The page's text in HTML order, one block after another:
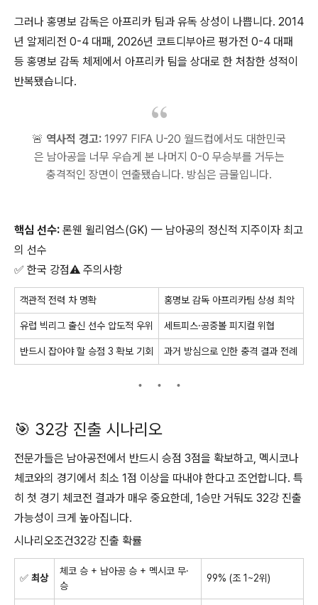
그러나 홍명보 감독은 아프리카 팀과 유독 상성이 나쁩니다. 2014
년 알제리전 0-4 대패, 2026년 코트디부아르 평가전 0-4 대패
등 홍명보 감독 체제에서 아프리카 팀을 상대로 한 처참한 성적이
반복됐습니다.
🚨 역사적 경고: 1997 FIFA U-20 월드컵에서도 대한민국
은 남아공을 너무 우습게 본 나머지 0-0 무승부를 거두는
충격적인 장면이 연출됐습니다. 방심은 금물입니다.
핵심 선수: 론웬 윌리엄스(GK) — 남아공의 정신적 지주이자 최고
의 선수
✅ 한국 강점⚠️ 주의사항
객관적 전력 차 명확 홍명보 감독 아프리카팀 상성 최악
유럽 빅리그 출신 선수 압도적 우위 세트피스·공중볼 피지컬 위협
반드시 잡아야 할 승점 3 확보 기회 과거 방심으로 인한 충격 결과 전례
🎯 32강 진출 시나리오
전문가들은 남아공전에서 반드시 승점 3점을 확보하고, 멕시코나
체코와의 경기에서 최소 1점 이상을 따내야 한다고 조언합니다. 특
히 첫 경기 체코전 결과가 매우 중요한데, 1승만 거둬도 32강 진출
가능성이 크게 높아집니다.
시나리오조건32강 진출 확률
✅ 최상
체코 승 + 남아공 승 + 멕시코 무·
승
99% (조 1~2위)